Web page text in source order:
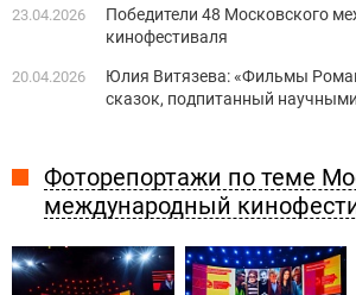
23.04.2026
Победители 48 Московского
кинофестиваля
20.04.2026
Юлия Витязева: «Фильмы
сказок, подпитанный
Фоторепортажи по теме
международный